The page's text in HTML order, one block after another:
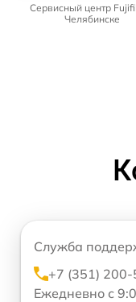
Сервисный центр
Челябинске
Служба
+7 (351)
Ежедневно с